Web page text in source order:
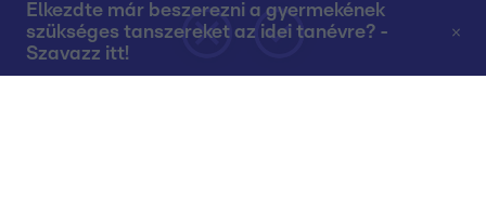
Elkezdte már beszerezni a gyermekének
szükséges tanszereket az idei tanévre? -
Szavazz itt!